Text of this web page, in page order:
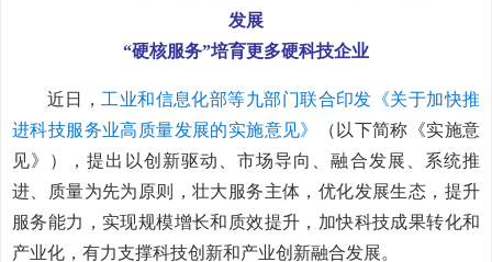
发展
“硬核服务”培育更多硬科技企业
近日， 工业和信息化部等九部门联合印发《关于加快推
进科技服务业高质量发展的实施意见》
（以下简称《实施意
见》），提出以创新驱动、市场导向、融合发展、系统推
进、质量为先为原则，壮大服务主体，优化发展生态，提升
服务能力，实现规模增长和质效提升，加快科技成果转化和
产业化，有力支撑科技创新和产业创新融合发展。